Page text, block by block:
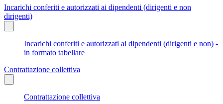
Incarichi conferiti e autorizzati ai dipendenti (dirigenti e non
dirigenti)
Incarichi conferiti e autorizzati ai dipendenti (dirigenti e non) -
in formato tabellare
Contrattazione collettiva
Contrattazione collettiva